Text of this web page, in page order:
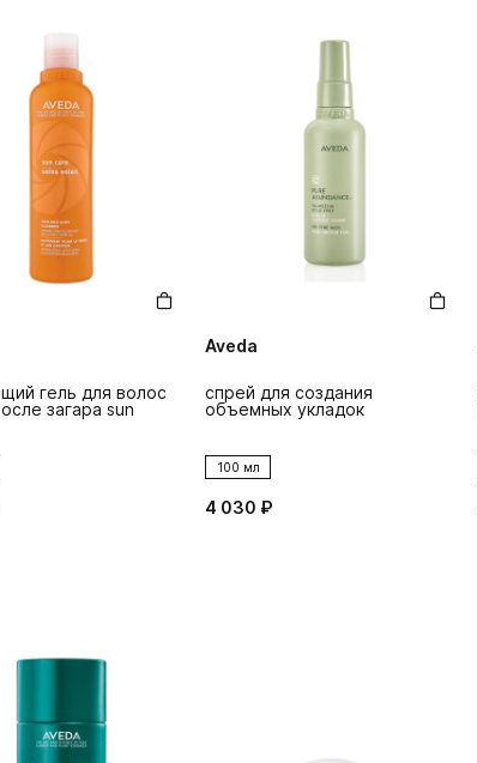
гель для волос
загара sun
Aveda
спрей для создания
объемных укладок
100 мл
4 030 ₽